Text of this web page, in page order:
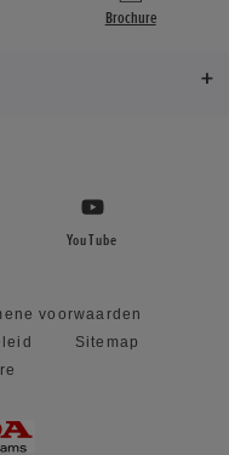
Brochure
YouTube
voorwaarden
Sitemap